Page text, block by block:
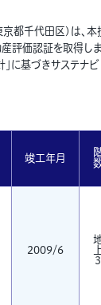
都千代田区)は、
評価認証を取得しま
」に基づきサステナ
竣工年月
2009/6
3